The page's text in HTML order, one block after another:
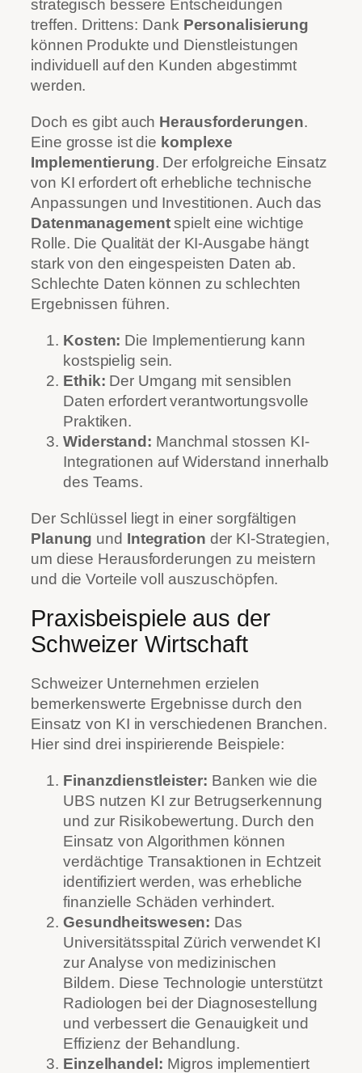
strategisch bessere Entscheidungen
treffen. Drittens: Dank Personalisierung
können Produkte und Dienstleistungen
individuell auf den Kunden abgestimmt
werden.
Doch es gibt auch Herausforderungen.
Eine grosse ist die komplexe
Implementierung. Der erfolgreiche Einsatz
von KI erfordert oft erhebliche technische
Anpassungen und Investitionen. Auch das
Datenmanagementspielt eine wichtige
Rolle. Die Qualität der KI-Ausgabe hängt
stark von den eingespeisten Daten ab.
Schlechte Daten können zu schlechten
Ergebnissen führen.
Kosten: Die Implementierung kann
kostspielig sein.
Ethik: Der Umgang mit sensiblen
Daten erfordert verantwortungsvolle
Praktiken.
Widerstand: Manchmal stossen KI-
Integrationen auf Widerstand innerhalb
des Teams.
Der Schlüssel liegt in einer sorgfältigen
Planung und Integration der KI-Strategien,
um diese Herausforderungen zu meistern
und die Vorteile voll auszuschöpfen.
Praxisbeispiele aus der
Schweizer Wirtschaft
Schweizer Unternehmen erzielen
bemerkenswerte Ergebnisse durch den
Einsatz von KI in verschiedenen Branchen.
Hier sind drei inspirierende Beispiele:
Finanzdienstleister: Banken wie die
UBS nutzen KI zur Betrugserkennung
und zur Risikobewertung. Durch den
Einsatz von Algorithmen können
verdächtige Transaktionen in Echtzeit
identifiziert werden, was erhebliche
finanzielle Schäden verhindert.
Gesundheitswesen: Das
Universitätsspital Zürich verwendet KI
zur Analyse von medizinischen
Bildern. Diese Technologie unterstützt
Radiologen bei der Diagnosestellung
und verbessert die Genauigkeit und
Effizienz der Behandlung.
Einzelhandel: Migros implementiert